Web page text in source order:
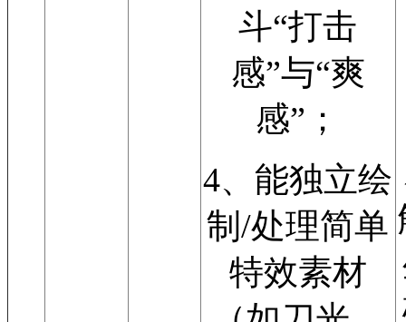
斗“打击
感”与“爽
感”；
4、能独立绘
制/处理简单
特效素材